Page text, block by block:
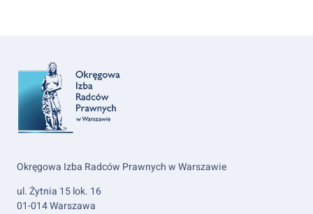
Okręgowa Izba Radców Prawnych w Warszawie
ul. Żytnia 15 lok. 16
01-014 Warszawa